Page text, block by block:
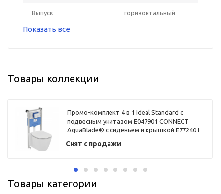
Выпуск горизонтальный
Показать все
Товары коллекции
Промо-комплект 4 в 1 Ideal Standard с
подвесным унитазом E047901 CONNECT
AquaBlade® с сиденьем и крышкой E772401
R020467 PROSYS FRAME 120 M и
Снят с продажи
Товары категории